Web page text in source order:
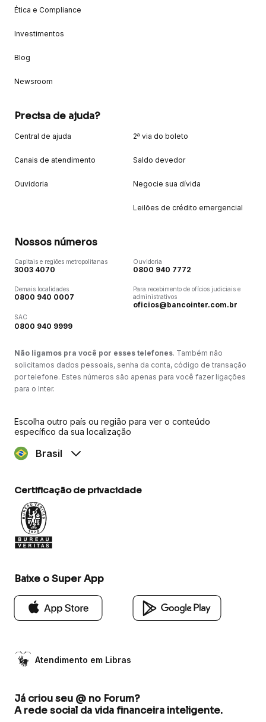
Ética e Compliance
Investimentos
Blog
Newsroom
Precisa de ajuda?
Central de ajuda
Canais de atendimento
Ouvidoria
2ª via do boleto
Saldo devedor
Negocie sua dívida
Leilões de crédito emergencial
Nossos números
Capitais e regiões metropolitanas
3003 4070
Demais localidades
0800 940 0007
SAC
0800 940 9999
Ouvidoria
0800 940 7772
Para recebimento de ofícios judiciais e
administrativos
oficios@bancointer.com.br
Não ligamos pra você por esses telefones. Também não
solicitamos dados pessoais, senha da conta, código de transação
por telefone. Estes números são apenas para você fazer ligações
para o Inter.
Escolha outro país ou região para ver o conteúdo
específico da sua localização
Brasil
Certificação de privacidade
Baixe o Super App
Atendimento em Libras
Já criou seu @ no Forum?
A rede social da vida financeira inteligente.